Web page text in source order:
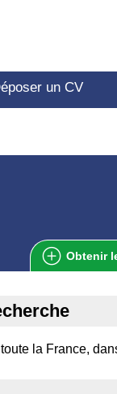
un CV
Obtenir
la France,